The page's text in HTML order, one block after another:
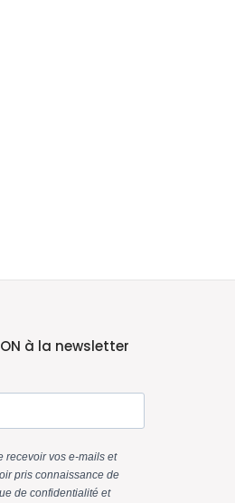
à la newsletter